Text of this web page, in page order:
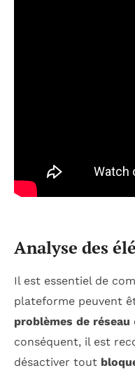
Analyse des
Il est essentiel de
plateforme peuvent
problèmes de réseau
conséquent, il est
désactiver tout